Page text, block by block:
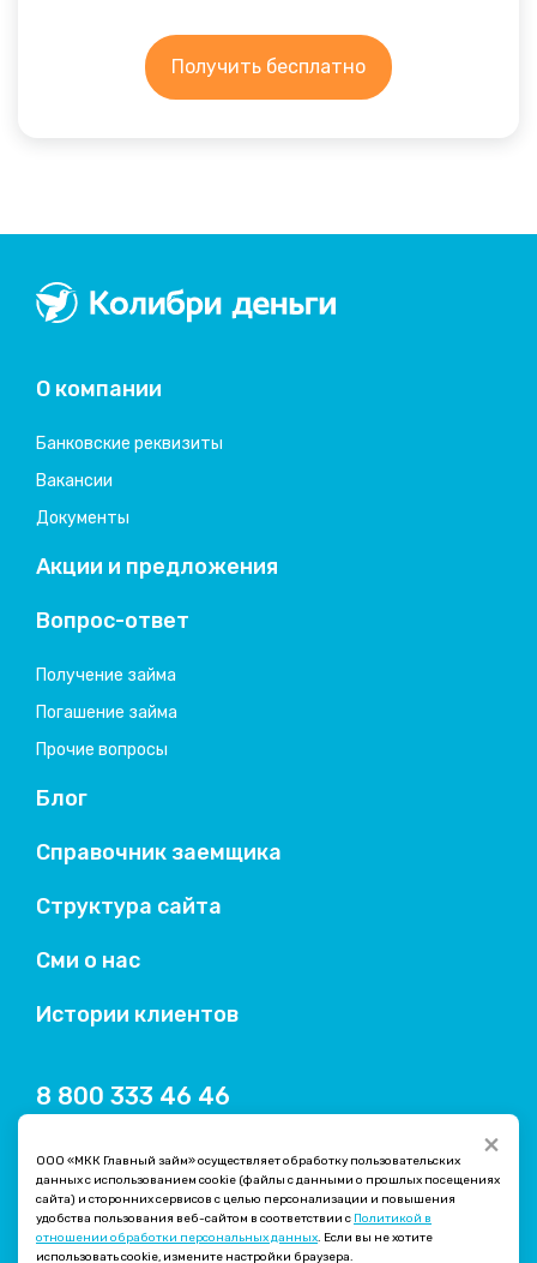
Получить бесплатно
×
ООО «МКК Главный займ» осуществляет обработку пользовательских
данных с использованием cookie (файлы с данными о прошлых посещениях
сайта) и сторонних сервисов с целью персонализации и повышения
удобства пользования веб-сайтом в соответствии с Политикой в
отношении обработки персональных данных. Если вы не хотите
использовать cookie, измените настройки браузера.
О компании
Банковские реквизиты
Вакансии
Документы
Акции и предложения
Вопрос-ответ
Получение займа
Погашение займа
Прочие вопросы
Блог
Справочник заемщика
Структура сайта
Сми о нас
Истории клиентов
8 800 333 46 46